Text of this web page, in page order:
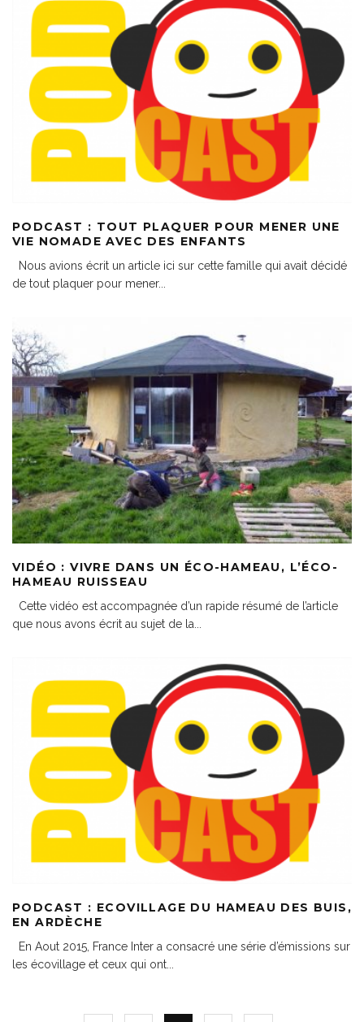
PODCAST : TOUT PLAQUER POUR MENER UNE
VIE NOMADE AVEC DES ENFANTS
Nous avions écrit un article ici sur cette famille qui avait décidé
de tout plaquer pour mener...
VIDÉO : VIVRE DANS UN ÉCO-HAMEAU, L’ÉCO-
HAMEAU RUISSEAU
Cette vidéo est accompagnée d’un rapide résumé de l’article
que nous avons écrit au sujet de la
PODCAST : ECOVILLAGE DU HAMEAU DES BUIS,
EN ARDÈCHE
En Aout 2015, France Inter a consacré une série d’émissions sur
les écovillage et ceux qui ont